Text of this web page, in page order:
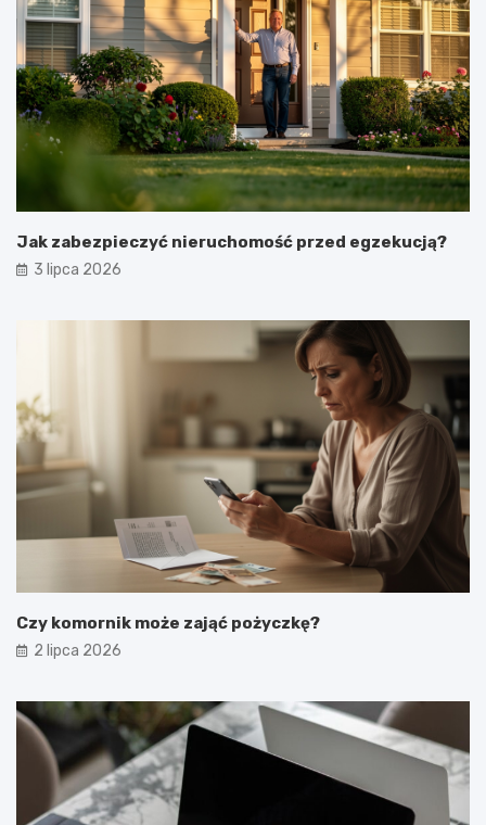
Jak zabezpieczyć nieruchomość przed egzekucją?
3 lipca 2026
Czy komornik może zająć pożyczkę?
2 lipca 2026